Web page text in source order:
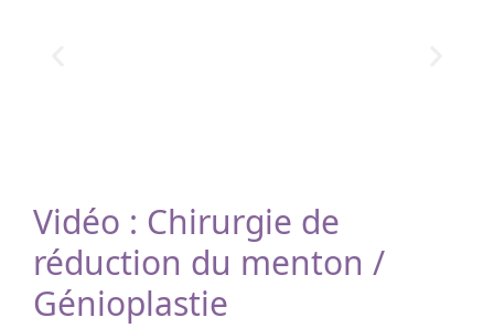
Vidéo : Chirurgie de
réduction du menton /
Génioplastie